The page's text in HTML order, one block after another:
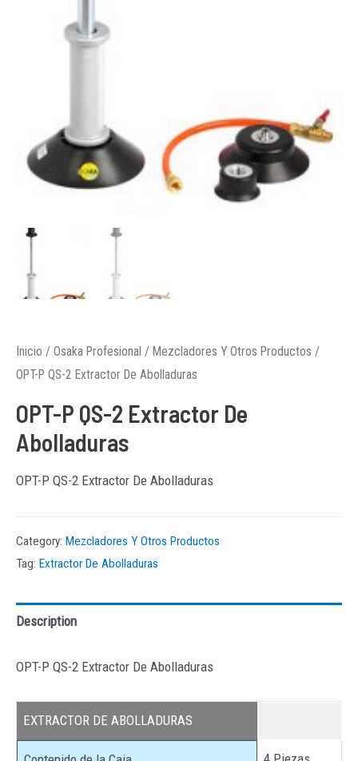
Inicio / Osaka Profesional / Mezcladores Y Otros Productos /
OPT-P QS-2 Extractor De Abolladuras
OPT-P QS-2 Extractor De
Abolladuras
OPT-P QS-2 Extractor De Abolladuras
Category: Mezcladores Y Otros Productos
Tag: Extractor De Abolladuras
Description
OPT-P QS-2 Extractor De Abolladuras
EXTRACTOR DE ABOLLADURAS